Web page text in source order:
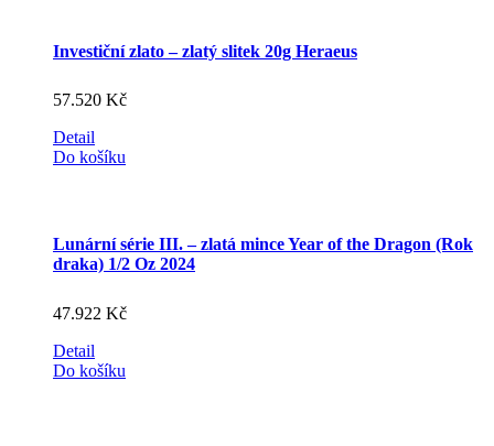
Investiční zlato – zlatý slitek 20g Heraeus
57.520 Kč
Detail
Do košíku
Lunární série III. – zlatá mince Year of the Dragon (Rok
draka) 1/2 Oz 2024
47.922 Kč
Detail
Do košíku